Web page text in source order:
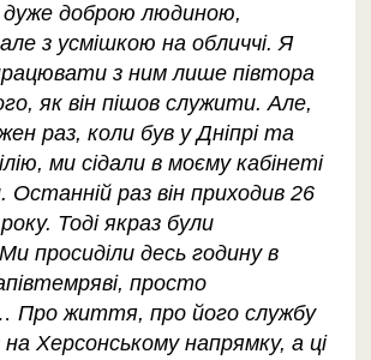
дуже доброю людиною,
з усмішкою на обличчі. Я
з ним лише півтора
як він пішов служити. Але,
раз, коли був у Дніпрі та
ми сідали в моєму кабінеті
Останній раз він приходив 26
Тоді якраз були
просиділи десь годину в
просто
Про життя, про його службу
на Херсонському напрямку, а ці